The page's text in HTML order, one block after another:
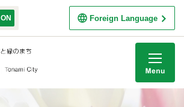
Foreign Language